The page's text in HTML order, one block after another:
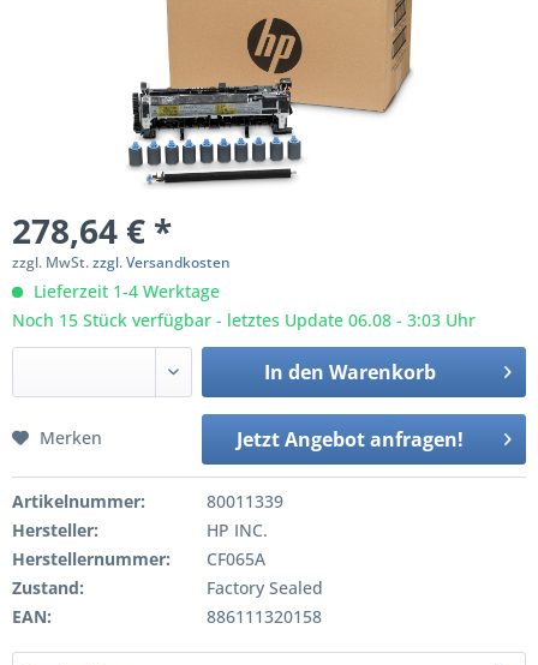
278,64 € *
zzgl. MwSt.zzgl. Versandkosten
Lieferzeit 1-4 Werktage
Noch 15 Stück verfügbar - letztes Update 06.08 - 3:03 Uhr
In den Warenkorb
Jetzt Angebot anfragen!
Merken
Artikelnummer:
80011339
Hersteller:
HP INC.
Herstellernummer:
CF065A
Zustand:
Factory Sealed
EAN:
886111320158